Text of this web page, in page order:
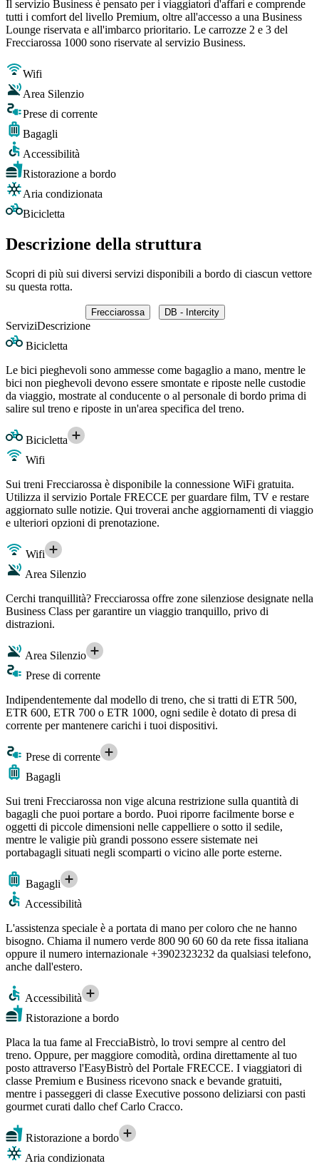
Il servizio Business è pensato per i viaggiatori d'affari e comprende
tutti i comfort del livello Premium, oltre all'accesso a una Business
Lounge riservata e all'imbarco prioritario. Le carrozze 2 e 3 del
Frecciarossa 1000 sono riservate al servizio Business.
Wifi
Area Silenzio
Prese di corrente
Bagagli
Accessibilità
Ristorazione a bordo
Aria condizionata
Bicicletta
Descrizione della struttura
Scopri di più sui diversi servizi disponibili a bordo di ciascun vettore
su questa rotta.
Frecciarossa DB - Intercity
ServiziDescrizione
Bicicletta
Le bici pieghevoli sono ammesse come bagaglio a mano, mentre le
bici non pieghevoli devono essere smontate e riposte nelle custodie
da viaggio, mostrate al conducente o al personale di bordo prima di
salire sul treno e riposte in un'area specifica del treno.
Bicicletta
Wifi
Sui treni Frecciarossa è disponibile la connessione WiFi gratuita.
Utilizza il servizio Portale FRECCE per guardare film, TV e restare
aggiornato sulle notizie. Qui troverai anche aggiornamenti di viaggio
e ulteriori opzioni di prenotazione.
Wifi
Area Silenzio
Cerchi tranquillità? Frecciarossa offre zone silenziose designate nella
Business Class per garantire un viaggio tranquillo, privo di
distrazioni.
Area Silenzio
Prese di corrente
Indipendentemente dal modello di treno, che si tratti di ETR 500,
ETR 600, ETR 700 o ETR 1000, ogni sedile è dotato di presa di
corrente per mantenere carichi i tuoi dispositivi.
Prese di corrente
Bagagli
Sui treni Frecciarossa non vige alcuna restrizione sulla quantità di
bagagli che puoi portare a bordo. Puoi riporre facilmente borse e
oggetti di piccole dimensioni nelle cappelliere o sotto il sedile,
mentre le valigie più grandi possono essere sistemate nei
portabagagli situati negli scomparti o vicino alle porte esterne.
Bagagli
Accessibilità
L'assistenza speciale è a portata di mano per coloro che ne hanno
bisogno. Chiama il numero verde 800 90 60 60 da rete fissa italiana
oppure il numero internazionale +3902323232 da qualsiasi telefono,
anche dall'estero.
Accessibilità
Ristorazione a bordo
Placa la tua fame al FrecciaBistrò, lo trovi sempre al centro del
treno. Oppure, per maggiore comodità, ordina direttamente al tuo
posto attraverso l'EasyBistrò del Portale FRECCE. I viaggiatori di
classe Premium e Business ricevono snack e bevande gratuiti,
mentre i passeggeri di classe Executive possono deliziarsi con pasti
gourmet curati dallo chef Carlo Cracco.
Ristorazione a bordo
Aria condizionata